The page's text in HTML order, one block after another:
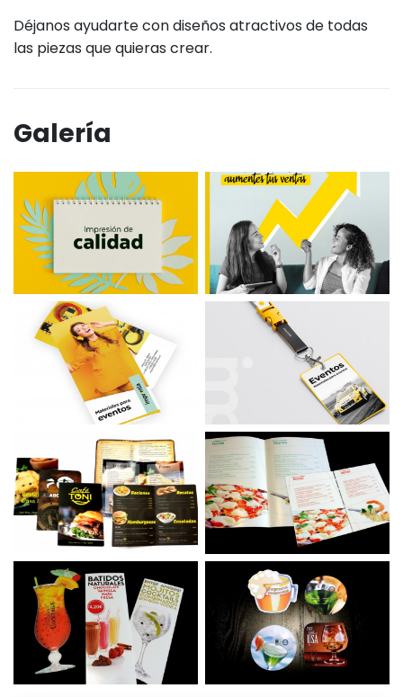
Déjanos ayudarte con diseños atractivos de todas
las piezas que quieras crear.
Galería